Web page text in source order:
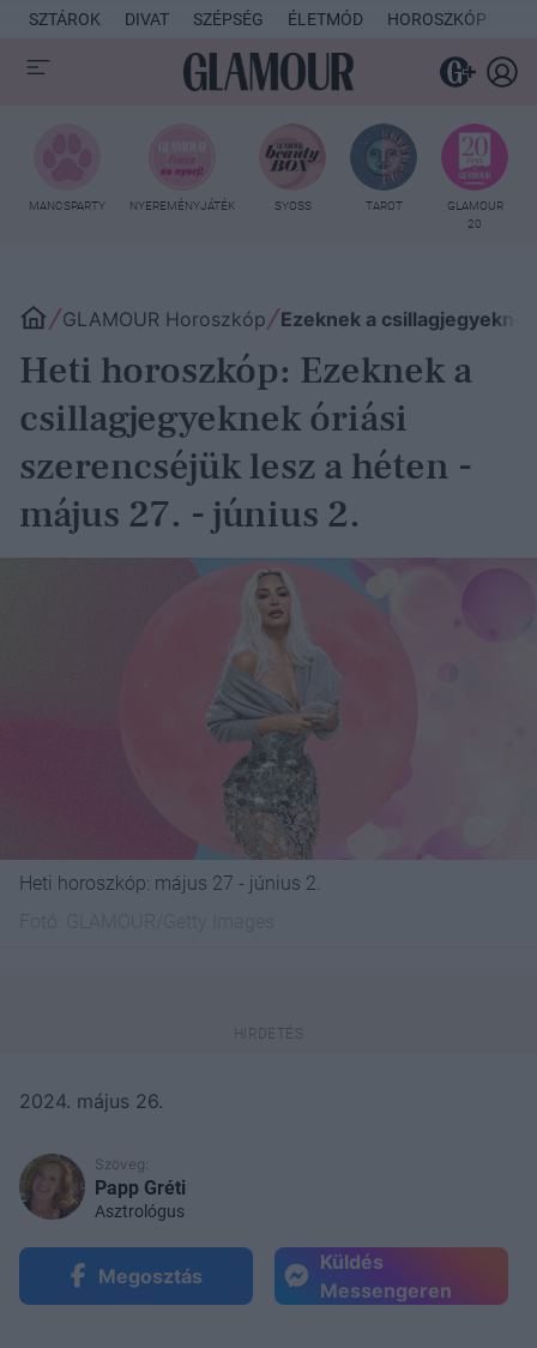
SZTÁROK DIVAT SZÉPSÉG ÉLETMÓD HOROSZKÓP
MANCSPARTY NYEREMÉNYJÁTÉK SYOSS TAROT
GLAMOUR
20
GLAMOUR Horoszkóp Ezeknek a
Heti horoszkóp: Ezeknek a
csillagjegyeknek óriási
szerencséjük lesz a héten -
május 27. - június 2.
Heti horoszkóp: május 27 - június 2.
2024. május 26.
Szöveg:
Papp Gréti
Asztrológus
Megosztás
Küldés
Messengeren